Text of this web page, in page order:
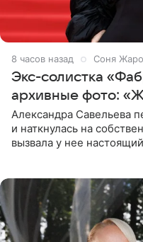
8 часов назад Соня
Экс-солистка
архивные фото:
Александра Савельева
и наткнулась на
вызвала у нее